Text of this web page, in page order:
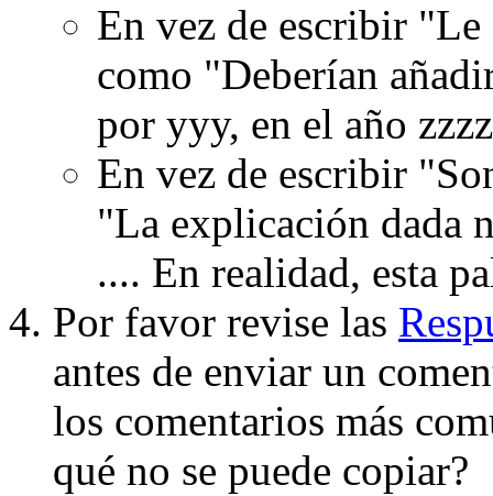
En vez de escribir
como "Deberían
por yyy, en el año
En vez de escribir
"La explicación dada
.... En realidad, esta
Por favor revise las
antes de enviar un
los comentarios más
qué no se puede copiar?